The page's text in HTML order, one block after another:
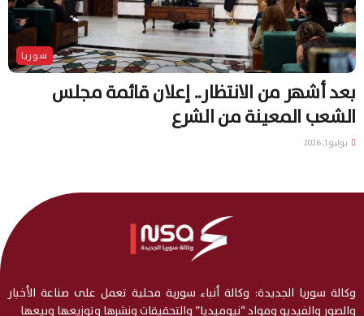
سوريا
بعد أشهر من الانتظار.. إعلان قائمة مجلس
الشعب المعينة من الشرع
يوليو 1, 2026
وكالة سوريا الجديدة: وكالة أنباء سورية محلية تعمل على صناعة الأخبار
والصور والفيديو ومواد “نيوميديا” والتحقيقات ونشرها وتوزيعها وبيعها